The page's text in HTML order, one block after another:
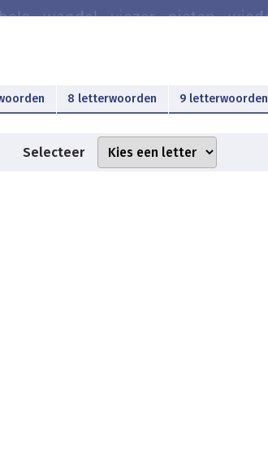
8 letterwoorden 9 letterwoorden
Selecteer